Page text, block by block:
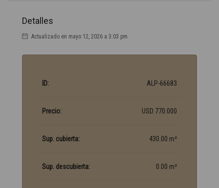
Detalles
Actualizado en mayo 12, 2026 a 3:03 pm
ID: ALP-66683
Precio: USD 770.000
Sup. cubierta: 430.00 m²
Sup. descubierta: 0.00 m²